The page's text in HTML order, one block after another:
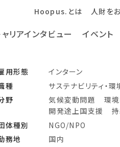
Hoopus.とは 人財を
リアインタビュー イベント
用形態
インターン
種
サステナビリティ・環
野
気候変動問題 環
開発途上国支援
体種別
NGO/NPO
務地
国内